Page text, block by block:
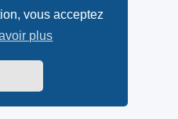
vous acceptez
plus